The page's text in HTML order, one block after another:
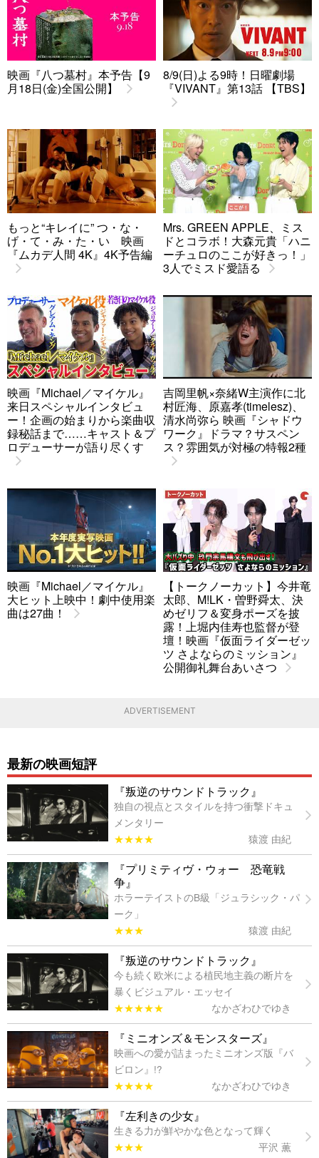
映画『八つ墓村』本予告【9
月18日(金)全国公開】
8/9(日)よる9時！日曜劇場
『VIVANT』第13話 【TBS】
もっと“キレイに” つ・な・
げ・て・み・た・い 映画
『ムカデ人間 4K』4K予告編
Mrs. GREEN APPLE、ミス
ドとコラボ！大森元貴「ハニ
ーチュロのここが好きっ！」
3人でミスド愛語る
映画『Michael／マイケル』
来日スペシャルインタビュ
ー！企画の始まりから楽曲収
録秘話まで……キャスト＆プ
ロデューサーが語り尽くす
吉岡里帆×奈緒W主演作に北
村匠海、原嘉孝(timelesz)、
清水尚弥ら 映画『シャドウ
ワーク』ドラマ？サスペン
ス？雰囲気が対極の特報2種
映画『Michael／マイケル』
大ヒット上映中！劇中使用楽
曲は27曲！
【トークノーカット】今井竜
太郎、M!LK・曽野舜太、決
めゼリフ＆変身ポーズを披
露！上堀内佳寿也監督が登
壇！映画『仮面ライダーゼッ
ツ さよならのミッション』
公開御礼舞台あいさつ
ADVERTISEMENT
最新の映画短評
『叛逆のサウンドトラック』
独自の視点とスタイルを持つ衝撃ドキュ
メンタリー
★★★★
猿渡 由紀
『プリミティヴ・ウォー 恐竜戦
争』
ホラーテイストのB級「ジュラシック・パ
ーク」
★★★
猿渡 由紀
『叛逆のサウンドトラック』
今も続く欧米による植民地主義の断片を
暴くビジュアル・エッセイ
★★★★★
なかざわひでゆき
『ミニオンズ＆モンスターズ』
映画への愛が詰まったミニオンズ版『バ
ビロン』!?
★★★★
なかざわひでゆき
『左利きの少女』
生きる力が鮮やかな色となって輝く
★★★
平沢 薫